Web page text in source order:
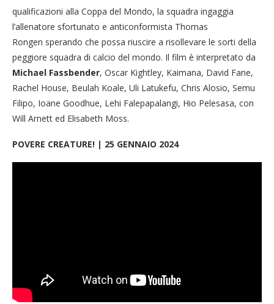
qualificazioni alla Coppa del Mondo, la squadra ingaggia
l’allenatore sfortunato e anticonformista Thomas
Rongen sperando che possa riuscire a risollevare le sorti della
peggiore squadra di calcio del mondo. Il film è interpretato da
Michael Fassbender, Oscar Kightley, Kaimana, David Fane,
Rachel House, Beulah Koale, Uli Latukefu, Chris Alosio, Semu
Filipo, Ioane Goodhue, Lehi Falepapalangi, Hio Pelesasa, con
Will Arnett ed Elisabeth Moss.
POVERE CREATURE! | 25 GENNAIO 2024